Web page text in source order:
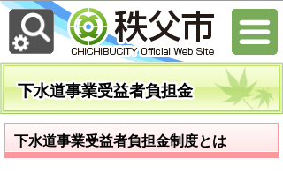
下水道事業受益者負担金
下水道事業受益者負担金制度とは